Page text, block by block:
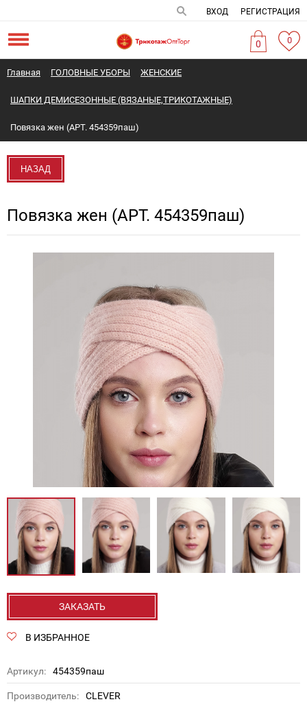
ВХОД РЕГИСТРАЦИЯ
0 0
Главная ГОЛОВНЫЕ УБОРЫ ЖЕНСКИЕ
ШАПКИ ДЕМИСЕЗОННЫЕ (ВЯЗАНЫЕ,ТРИКОТАЖНЫЕ)
Повязка жен (АРТ. 454359паш)
НАЗАД
Повязка жен (АРТ. 454359паш)
ЗАКАЗАТЬ
В ИЗБРАННОЕ
Артикул: 454359паш
Производитель: CLEVER